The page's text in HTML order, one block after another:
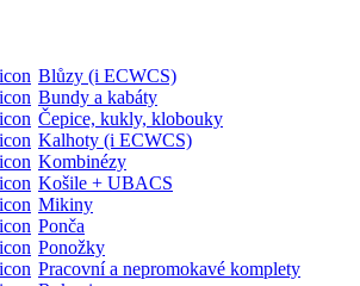
Blůzy (i ECWCS)
Bundy a kabáty
Čepice, kukly, klobouky
Kalhoty (i ECWCS)
Kombinézy
Košile + UBACS
Mikiny
Ponča
Ponožky
Pracovní a nepromokavé komplety